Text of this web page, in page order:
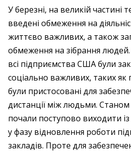
У березні, на великій частині
введені обмеження на
життєво важливих, а також
обмеження на зібрання
всі підприємства США були
соціально важливих, таких як
були пристосовані для
дистанції між людьми.
почали поступово виходити
у фазу відновлення роботи
закладів. Проте для